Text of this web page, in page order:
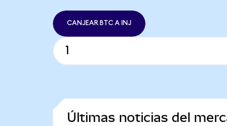
CANJEAR BTC A INJ
Últimas noticias del